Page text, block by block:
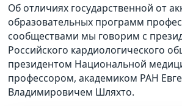
Об отличиях государственной от
образовательных программ
сообществами мы говорим с
Российского кардиологического
президентом Национальной
профессором, академиком РАН
Владимировичем Шляхто.